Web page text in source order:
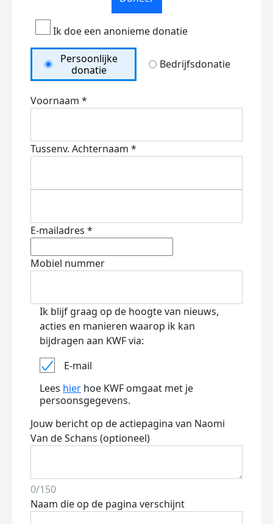
Ik doe een anonieme donatie
Persoonlijke
donatie
Bedrijfsdonatie
Voornaam *
Tussenv. Achternaam *
E-mailadres *
Mobiel nummer
Ik blijf graag op de hoogte van nieuws,
acties en manieren waarop ik kan
bijdragen aan KWF via:
E-mail
Lees hier hoe KWF omgaat met je
persoonsgegevens.
Jouw bericht op de actiepagina van Naomi
Van de Schans (optioneel)
0/150
Naam die op de pagina verschijnt